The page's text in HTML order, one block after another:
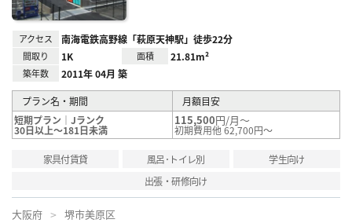
アクセス 南海電鉄高野線「萩原天神駅」徒歩22分
間取り 1K 面積 21.81m²
築年数 2011年 04月 築
プラン名・期間
月額目安
短期プラン｜Jランク
30日以上～181日未満
115,500円/月～
初期費用他 62,700円～
家具付賃貸 風呂･トイレ別
学生向け
出張・研修向け
大阪府 堺市美原区